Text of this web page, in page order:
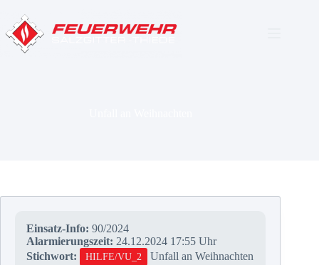
Inhalt
springen
Einsatz-Info: 90/2024
Alarmierungszeit: 24.12.2024 17:55 Uhr
Stichwort:
HILFE/VU_2
Unfall an Weihnachten